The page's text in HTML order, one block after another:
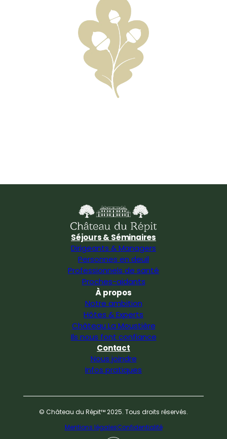
Séjours & Séminaires
Dirigeants & Managers
Personnes en deuil
Professionnels de santé
Proches-aidants
À propos
Notre ambition
Hôtes & Experts
Château La Moustière
Ils nous font confiance
Contact
Nous joindre
Infos pratiques
© Château du Répit™ 2025. Tous droits réservés.
Mentions légalesConfidentialité